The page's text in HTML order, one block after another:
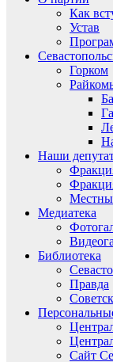
Как
Устав
Горком
Наши
Медиатека
Библиотека
Правда
Сайт